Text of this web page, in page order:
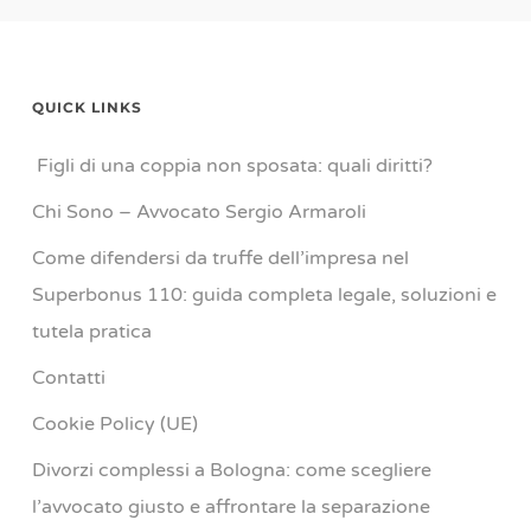
QUICK LINKS
Figli di una coppia non sposata: quali diritti?
Chi Sono – Avvocato Sergio Armaroli
Come difendersi da truffe dell’impresa nel
Superbonus 110: guida completa legale, soluzioni e
tutela pratica
Contatti
Cookie Policy (UE)
Divorzi complessi a Bologna: come scegliere
l’avvocato giusto e affrontare la separazione